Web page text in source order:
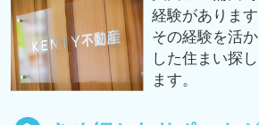
経験があります
その経験を活
した住まい探
ます。